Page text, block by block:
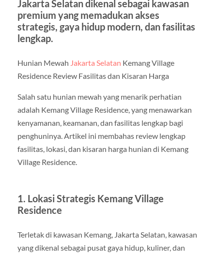
Jakarta Selatan dikenal sebagai kawasan
premium yang memadukan akses
strategis, gaya hidup modern, dan fasilitas
lengkap.
Hunian Mewah Jakarta Selatan Kemang Village
Residence Review Fasilitas dan Kisaran Harga
Salah satu hunian mewah yang menarik perhatian
adalah Kemang Village Residence, yang menawarkan
kenyamanan, keamanan, dan fasilitas lengkap bagi
penghuninya. Artikel ini membahas review lengkap
fasilitas, lokasi, dan kisaran harga hunian di Kemang
Village Residence.
1. Lokasi Strategis Kemang Village
Residence
Terletak di kawasan Kemang, Jakarta Selatan, kawasan
yang dikenal sebagai pusat gaya hidup, kuliner, dan